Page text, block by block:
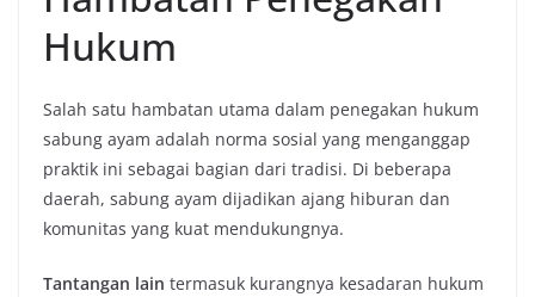
Hukum
Salah satu hambatan utama dalam penegakan hukum
sabung ayam adalah norma sosial yang menganggap
praktik ini sebagai bagian dari tradisi. Di beberapa
daerah, sabung ayam dijadikan ajang hiburan dan
komunitas yang kuat mendukungnya.
Tantangan lain termasuk kurangnya kesadaran hukum